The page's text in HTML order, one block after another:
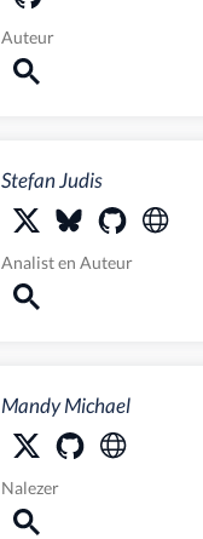
Auteur
Stefan Judis
Analisten Auteur
Mandy Michael
Nalezer